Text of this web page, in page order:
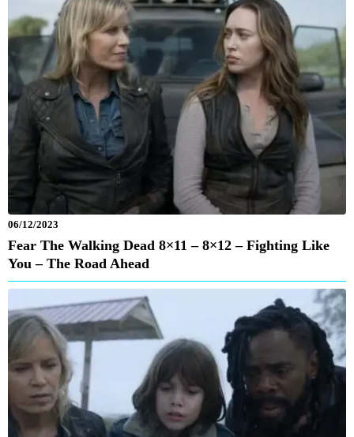
06/12/2023
Fear The Walking Dead 8×11 – 8×12 – Fighting Like
You – The Road Ahead